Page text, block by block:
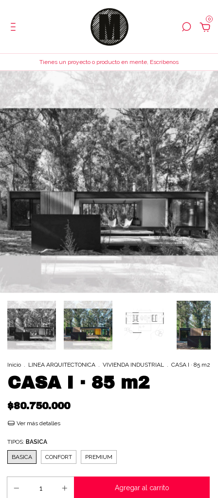
0
Tienes un proyecto o producto en mente, Escribenos
Inicio . LINEA ARQUITECTONICA . VIVIENDA INDUSTRIAL . CASA I · 85 m2
CASA I · 85 m2
$80.750.000
Ver más detalles
TIPOS: BASICA
BASICA CONFORT PREMIUM